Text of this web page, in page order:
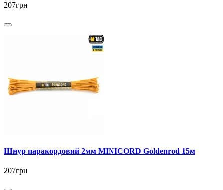
207грн
Шнур паракордовий 2мм MINICORD Goldenrod 15м
207грн